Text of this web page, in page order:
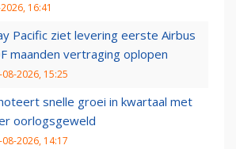
16:41
Pacific ziet levering eerste Airbus
maanden vertraging oplopen
08-2026, 15:25
snelle groei in kwartaal met
oorlogsgeweld
08-2026, 14:17